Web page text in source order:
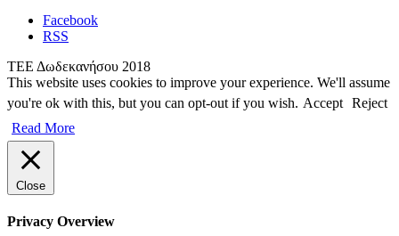
Facebook
RSS
ΤΕΕ Δωδεκανήσου 2018
This website uses cookies to improve your experience. We'll assume
you're ok with this, but you can opt-out if you wish. Accept Reject
Read More
Close
Privacy Overview